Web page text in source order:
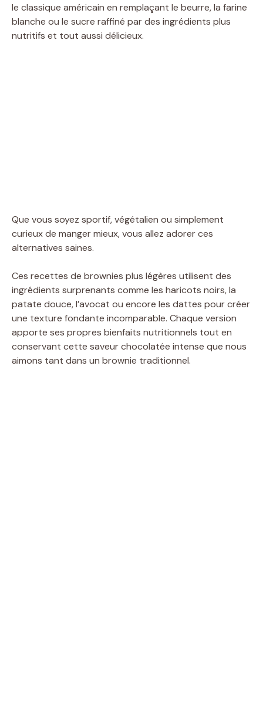
le classique américain en remplaçant le beurre, la farine
blanche ou le sucre raffiné par des ingrédients plus
nutritifs et tout aussi délicieux.
Que vous soyez sportif, végétalien ou simplement
curieux de manger mieux, vous allez adorer ces
alternatives saines.
Ces recettes de brownies plus légères utilisent des
ingrédients surprenants comme les haricots noirs, la
patate douce, l’avocat ou encore les dattes pour créer
une texture fondante incomparable. Chaque version
apporte ses propres bienfaits nutritionnels tout en
conservant cette saveur chocolatée intense que nous
aimons tant dans un brownie traditionnel.